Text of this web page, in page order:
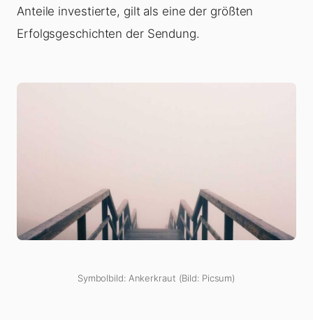
Anteile investierte, gilt als eine der größten
Erfolgsgeschichten der Sendung.
Symbolbild: Ankerkraut (Bild: Picsum)